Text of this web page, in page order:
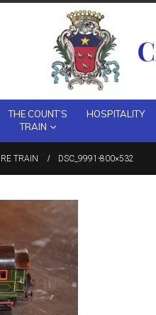
THE COUNT’S
TRAIN
HOSPITALITY
TRAIN DSC_9991-800×532